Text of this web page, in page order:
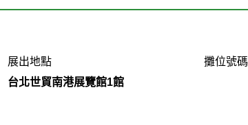
展出地點
攤位號碼
台北世貿南港展覽館1館